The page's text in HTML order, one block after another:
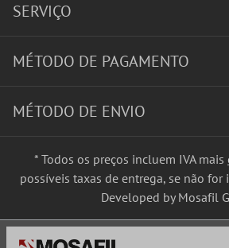
SERVIÇO
MÉTODO DE PAGAMENTO
MÉTODO DE ENVIO
* Todos os preços incluem IVA mais
possíveis taxas de entrega, se não
Developed by Mosafil